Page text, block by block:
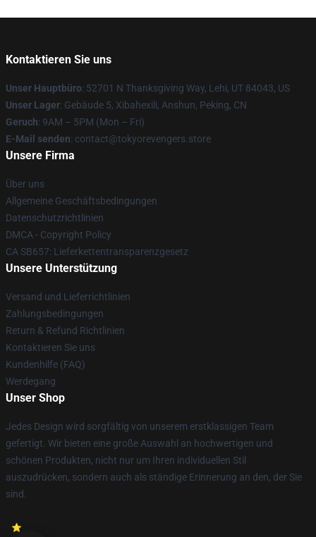
Kontaktieren Sie uns
Unser Hauptbüro: 52701 N Thanksgiving Way, Lehi, UT 84043, US
Unser Lager: Gebäude 5, Xibahexili, Anshun, Peking, CN
Geruch: 9AM – 5PM (Mon – Fri)
E-Mail senden: contact@tokyorevengers.store
Unsere Firma
Über uns
Allgemeine Geschäftsbedingungen
Datenschutzrichtlinien
DMCA - Copyright Policy
CA SB657: Lieferkettentransparenzgesetz
Unsere Unterstützung
Versand und Lieferrichtlinien
Zahlungsbedingungen
Return & Refund Richtlinien
Kontaktieren Sie uns
Kundenhilfe (FAQ)
Werdegang
Unser Shop
Jedes Design wird sorgfältig von unserem erstklassigen Team
gefertigt. Wir bieten eine große Auswahl an hochwertigen und
schönen Produkten, nicht nur um Ihren individuellen Stil
auszudrücken, sondern auch als ständige Erinnerung an den, der Sie
sind.